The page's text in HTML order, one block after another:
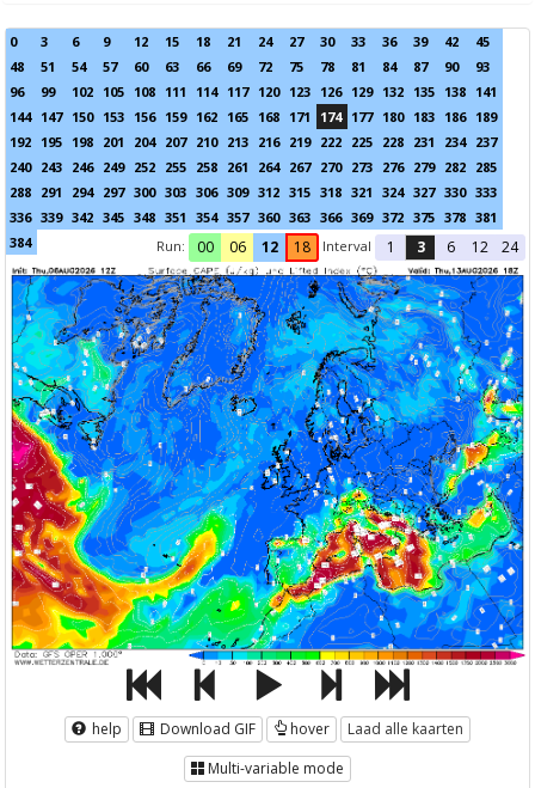
0 3 6 9 12 15 18 21 24 27 30 33 36 39 42
45
48
51 54 57 60 63 66 69 72 75 78 81 84 87 90
93
96
99 102 105 108 111 114 117 120 123 126 129 132 135 138 141
144 147 150 153 156 159 162 165 168 171 174 177 180 183 186 189
192 195 198 201 204 207 210 213 216 219 222 225 228 231 234 237
240 243 246 249 252 255 258 261 264 267 270 273 276 279 282 285
288 291 294 297 300 303 306 309 312 315 318 321 324 327 330 333
336 339 342 345 348 351 354 357 360 363 366 369 372 375 378 381
384
Run: 00 06 12 18 Interval 1 3 6 12 24
help Download GIF hover
Laad alle kaarten
Multi-variable mode